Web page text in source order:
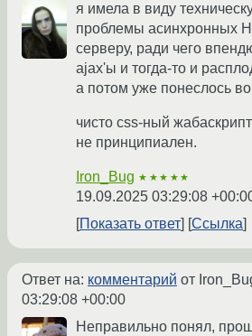
я имела в виду
проблемы асинхронных
серверу, ради чего
ajax'ы и тогда-то и
а потом уже понеслось
чисто css-ный
не принципиален.
Iron_Bug ★★★★★
19.09.2025 03:29:08
Показать ответ
Ссылка
Ответ на: комментарий от
03:29:08 +00:00
Неправильно понял,